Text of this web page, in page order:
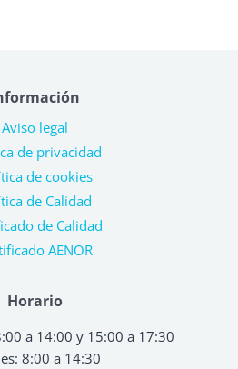
Horario
a 14:00 y 15:00 a 17:30
8:00 a 14:30
Aviso legal
de privacidad
de cookies
de Calidad
de Calidad
AENOR